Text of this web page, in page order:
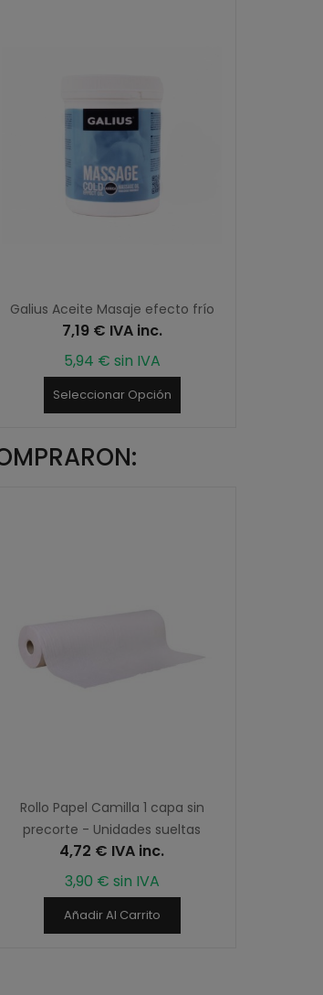
Galius Aceite Masaje efecto frío
7,19 € IVA inc.
5,94 € sin IVA
Seleccionar Opción
Rollo Papel Camilla 1 capa sin
precorte - Unidades sueltas
4,72 € IVA inc.
3,90 € sin IVA
Añadir Al Carrito